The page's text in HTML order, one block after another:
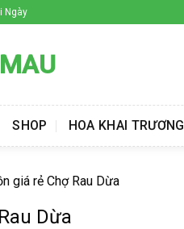
Ngày
SHOP HOA KHAI TRƯƠNG
giá rẻ Chợ Rau Dừa
Dừa